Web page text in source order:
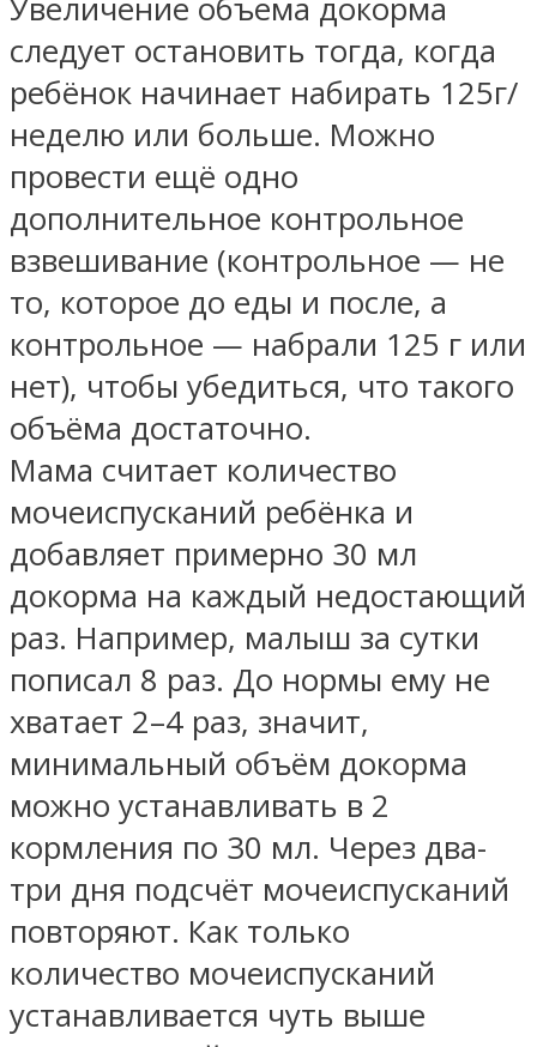
Увеличение объема докорма
следует остановить тогда, когда
ребёнок начинает набирать 125г/
неделю или больше. Можно
провести ещё одно
дополнительное контрольное
взвешивание (контрольное — не
то, которое до еды и после, а
контрольное — набрали 125 г или
нет), чтобы убедиться, что такого
объёма достаточно.
Мама считает количество
мочеиспусканий ребёнка и
добавляет примерно 30 мл
докорма на каждый недостающий
раз. Например, малыш за сутки
пописал 8 раз. До нормы ему не
хватает 2–4 раз, значит,
минимальный объём докорма
можно устанавливать в 2
кормления по 30 мл. Через два-
три дня подсчёт мочеиспусканий
повторяют. Как только
количество мочеиспусканий
устанавливается чуть выше